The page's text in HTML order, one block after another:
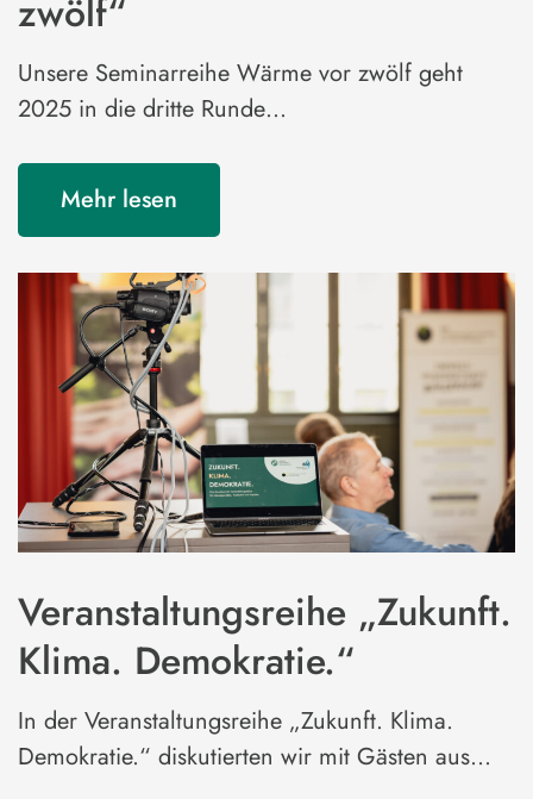
zwölf“
Unsere Seminarreihe Wärme vor zwölf geht
2025 in die dritte Runde…
Mehr lesen
Veranstaltungsreihe „Zukunft.
Klima. Demokratie.“
In der Veranstaltungsreihe „Zukunft. Klima.
Demokratie.“ diskutierten wir mit Gästen aus…